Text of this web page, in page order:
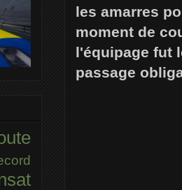
les amarres
moment de
l'équipage fut
passage